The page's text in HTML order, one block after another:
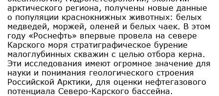
арктического региона, получены новые данные
о популяции краснокнижных животных: белых
медведей, моржей, оленей и белых чаек. В этом
году «Роснефть» впервые провела на севере
Карского моря стратиграфическое бурение
малоглубинных скважин с целью отбора керна.
Эти исследования имеют огромное значение для
науки и понимания геологического строения
Российской Арктики, для оценки нефтегазового
потенциала Северо-Карского бассейна.